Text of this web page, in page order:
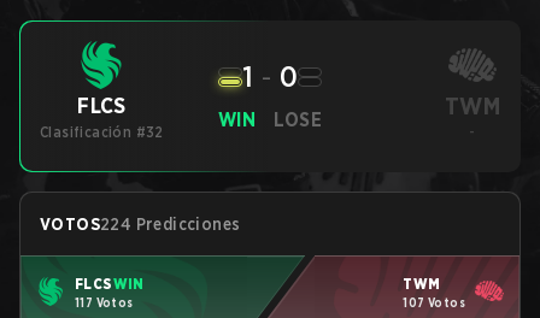
FLCS
Clasificación #32
WIN
1 - 0
LOSE TWM
-
VOTOS224 Predicciones
FLCSWIN
117 Votos
TWM
107 Votos